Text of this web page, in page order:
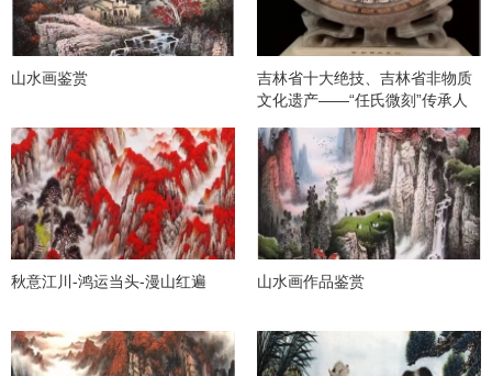
山水画鉴赏
吉林省十大绝技、吉林省非物质
文化遗产——“任氏微刻”传承人
秋意江川-鸿运当头-漫山红遍 山水画作品鉴赏